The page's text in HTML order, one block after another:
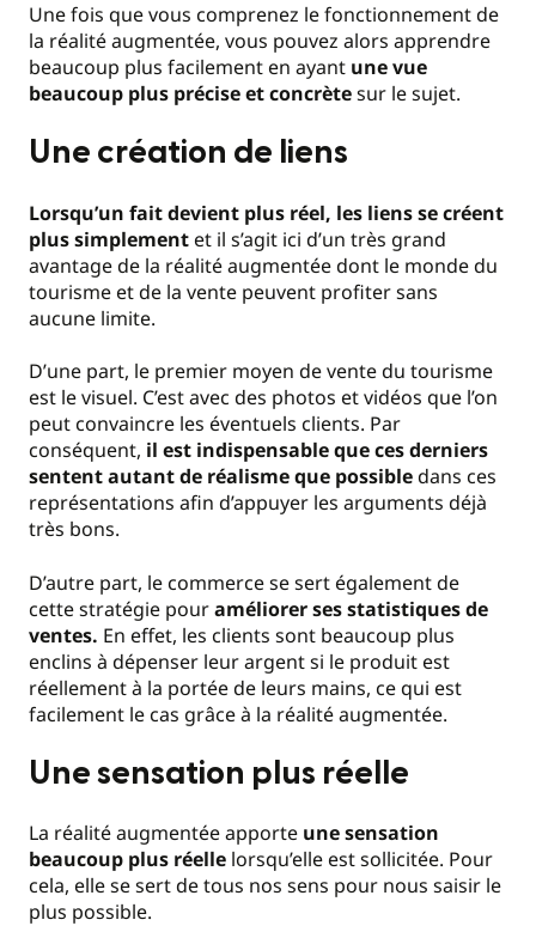
Une fois que vous comprenez le fonctionnement de
la réalité augmentée, vous pouvez alors apprendre
beaucoup plus facilement en ayant une vue
beaucoup plus précise et concrètesur le sujet.
Une création de liens
Lorsqu’un fait devient plus réel, les liens se créent
plus simplement et il s’agit ici d’un très grand
avantage de la réalité augmentée dont le monde du
tourisme et de la vente peuvent profiter sans
aucune limite.
D’une part, le premier moyen de vente du tourisme
est le visuel. C’est avec des photos et vidéos que l’on
peut convaincre les éventuels clients. Par
conséquent, il est indispensable que ces derniers
sentent autant de réalisme que possibledans ces
représentations afin d’appuyer les arguments déjà
très bons.
D’autre part, le commerce se sert également de
cette stratégie pouraméliorer ses statistiques de
ventes. En effet, les clients sont beaucoup plus
enclins à dépenser leur argent si le produit est
réellement à la portée de leurs mains, ce qui est
facilement le cas grâce à la réalité augmentée.
Une sensation plus réelle
La réalité augmentée apporte une sensation
beaucoup plus réelle lorsqu’elle est sollicitée. Pour
cela, elle se sert de tous nos sens pour nous saisir le
plus possible.